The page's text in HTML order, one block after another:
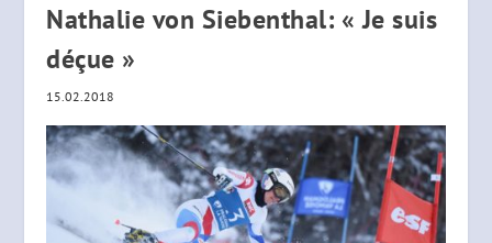
Nathalie von Siebenthal: « Je suis
déçue »
15.02.2018